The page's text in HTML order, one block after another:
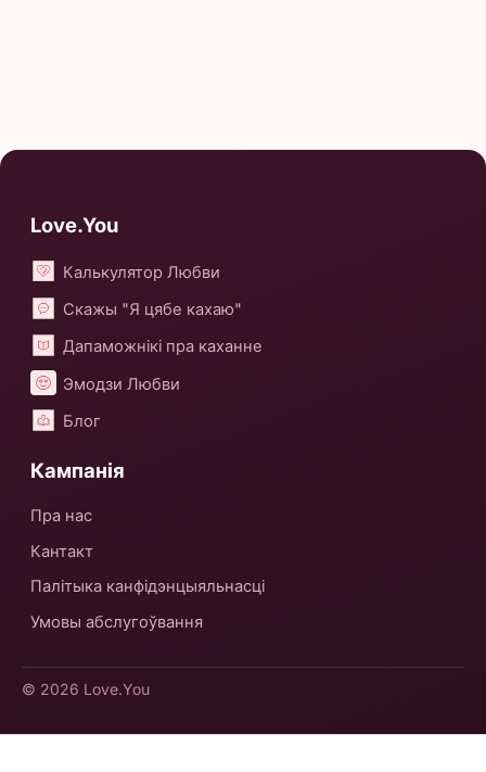
Love.You
Калькулятор Любви
Скажы "Я цябе кахаю"
Дапаможнікі пра каханне
Эмодзи Любви
Блог
Кампанія
Пра нас
Кантакт
Палітыка канфідэнцыяльнасці
Умовы абслугоўвання
© 2026 Love.You